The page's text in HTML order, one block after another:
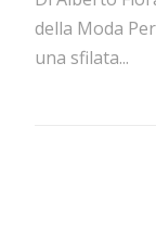
della Moda
una sfilata...